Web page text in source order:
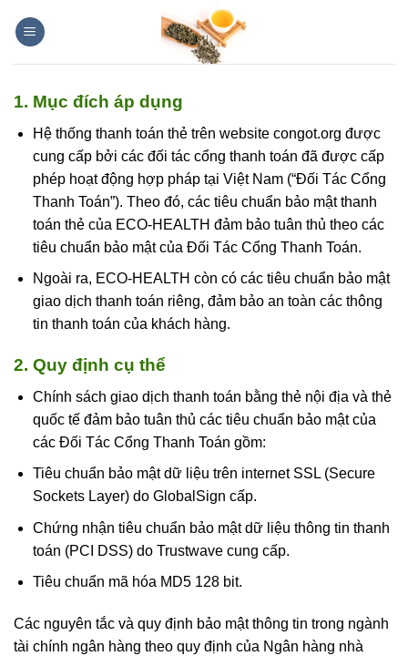
1. Mục đích áp dụng
Hệ thống thanh toán thẻ trên website congot.org được
cung cấp bởi các đối tác cổng thanh toán đã được cấp
phép hoạt động hợp pháp tại Việt Nam (“Đối Tác Cổng
Thanh Toán”). Theo đó, các tiêu chuẩn bảo mật thanh
toán thẻ của ECO-HEALTH đảm bảo tuân thủ theo các
tiêu chuẩn bảo mật của Đối Tác Cổng Thanh Toán.
Ngoài ra, ECO-HEALTH còn có các tiêu chuẩn bảo mật
giao dịch thanh toán riêng, đảm bảo an toàn các thông
tin thanh toán của khách hàng.
2. Quy định cụ thể
Chính sách giao dịch thanh toán bằng thẻ nội địa và thẻ
quốc tế đảm bảo tuân thủ các tiêu chuẩn bảo mật của
các Đối Tác Cổng Thanh Toán gồm:
Tiêu chuẩn bảo mật dữ liệu trên internet SSL (Secure
Sockets Layer) do GlobalSign cấp.
Chứng nhận tiêu chuẩn bảo mật dữ liệu thông tin thanh
toán (PCI DSS) do Trustwave cung cấp.
Tiêu chuẩn mã hóa MD5 128 bit.
Các nguyên tắc và quy định bảo mật thông tin trong ngành
tài chính ngân hàng theo quy định của Ngân hàng nhà